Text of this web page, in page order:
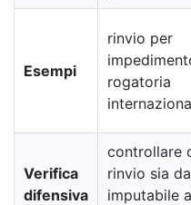
Esempi
rinvio per
rogatoria
Verifica
difensiva
controllare
rinvio sia
imputabile